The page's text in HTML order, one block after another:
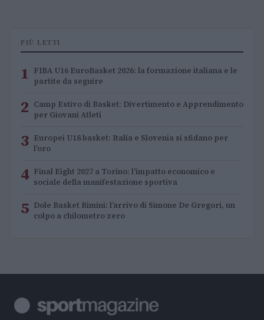
PIÙ LETTI
1 FIBA U16 EuroBasket 2026: la formazione italiana e le
partite da seguire
2 Camp Estivo di Basket: Divertimento e Apprendimento
per Giovani Atleti
3 Europei U18 basket: Italia e Slovenia si sfidano per
l’oro
4 Final Eight 2027 a Torino: l’impatto economico e
sociale della manifestazione sportiva
5 Dole Basket Rimini: l’arrivo di Simone De Gregori, un
colpo a chilometro zero